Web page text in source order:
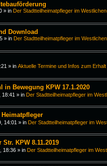
» in Der Stadtteilheimatpfleger im
Download
» in Der Stadtteilheimatpfleger im
» in Aktuelle Termine und Infos zum
Bewegung KPW 17.1.2020
18:41 » in Der Stadtteilheimatpfleger im
14:01 » in Der Stadtteilheimatpfleger im
KPW 8.11.2019
18:36» in Der Stadtteilheimatpfleger im